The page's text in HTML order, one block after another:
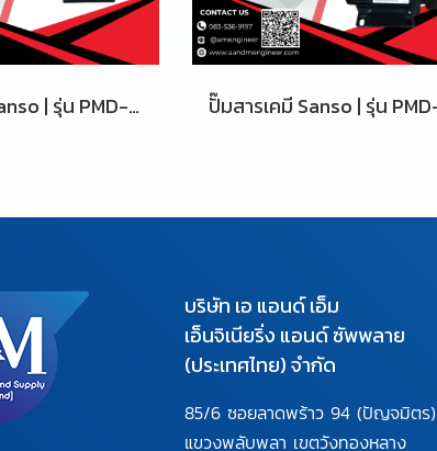
ปั๊มสารเคมี Sanso | รุ่น PMD-421
บริษัท เอ แอนด์ เอ็ม
เอ็นจิเนียริ่ง แอนด์ ซัพพลาย
(ประเทศไทย) จำกัด
85/6 ซอยลาดพร้าว 94 (ปัญจมิตร)
แขวงพลับพลา เขตวังทองหลาง